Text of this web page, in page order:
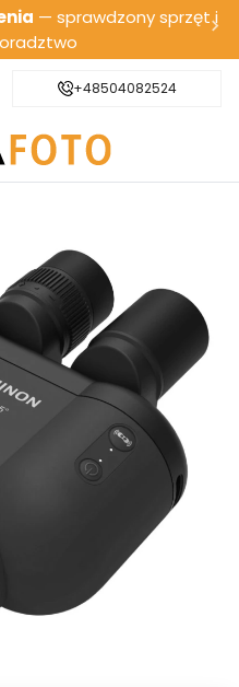
— sprawdzony sprzęt i
Bezpieczna wysyłka
+48504082524